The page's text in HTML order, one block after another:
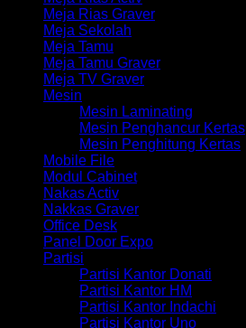
Meja Rias Graver
Meja Sekolah
Meja Tamu
Meja Tamu Graver
Meja TV Graver
Mesin
Mesin Laminating
Mesin Penghancur Kertas
Mesin Penghitung Kertas
Mobile File
Modul Cabinet
Nakas Activ
Nakkas Graver
Office Desk
Panel Door Expo
Partisi
Partisi Kantor Donati
Partisi Kantor HM
Partisi Kantor Indachi
Partisi Kantor Uno